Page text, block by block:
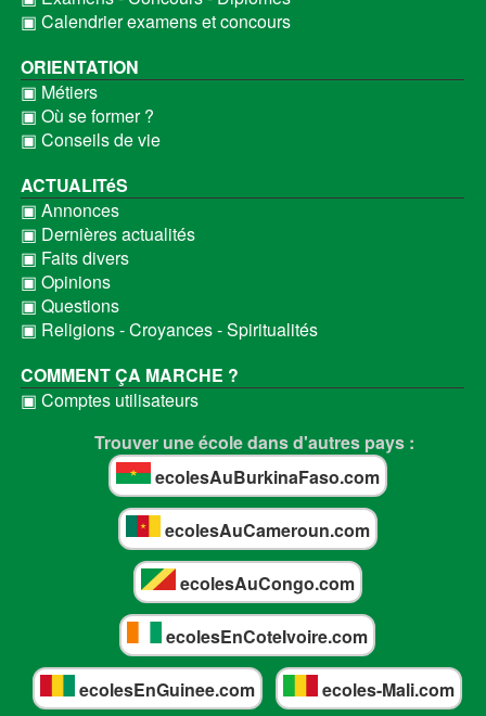
▣ Calendrier examens et concours
ORIENTATION
▣ Métiers
▣ Où se former ?
▣ Conseils de vie
ACTUALITéS
▣ Annonces
▣ Dernières actualités
▣ Faits divers
▣ Opinions
▣ Questions
▣ Religions - Croyances - Spiritualités
COMMENT ÇA MARCHE ?
▣ Comptes utilisateurs
Trouver une école dans d'autres pays :
ecolesAuBurkinaFaso.com
ecolesAuCameroun.com
ecolesAuCongo.com
ecolesEnCoteIvoire.com
ecolesEnGuinee.com ecoles-Mali.com